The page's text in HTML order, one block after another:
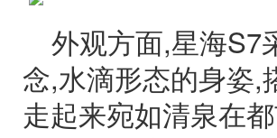
外观方面,星海S7
念,水滴形态的身姿,
走起来宛如清泉在